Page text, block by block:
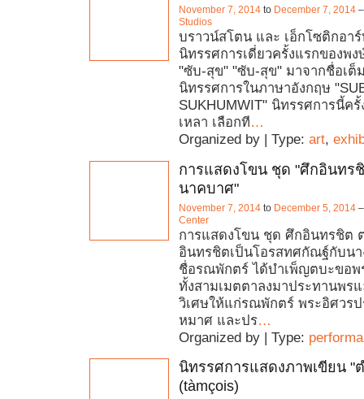
November 7, 2014 to December 7, 2014
Studios
บราวน์สโตน และ เอ็กโซติกอา
นิทรรศการเดี่ยวครั้งแรกของพง
"ซับ-สุข" "ซับ-สุข" มาจากชื่อเต็
นิทรรศการในภาษาอังกฤษ
SUKHUMWIT" นิทรรศการนี้ค
เหลา เลือกที…
Organized by | Type: art,
การแสดงโขน ชุด "ศึกอินทร
นาคบาศ"
November 7, 2014 to December 5, 2014
Center
การแสดงโขน ชุด ศึกอินทรชิต
อินทรชิตเป็นโอรสทศกัณฐ์กับน
ชื่อรณพักตร์ ได้บำเพ็ญตบะขอพ
ทั้งสามเมตตาลงมาประทานพร
วิเศษให้แก่รณพักตร์ พระอิศวร
หมาศ และปร…
Organized by | Type:
นิทรรศการแสดงภาพเขียน "
(tàmçois)